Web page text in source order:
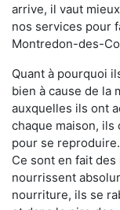
arrive, il vaut
nos services pour
Montredon-des-
Quant à pourquoi
bien à cause de la
auxquelles ils ont
chaque maison,
pour se
Ce sont en fait
nourrissent
nourriture, ils se